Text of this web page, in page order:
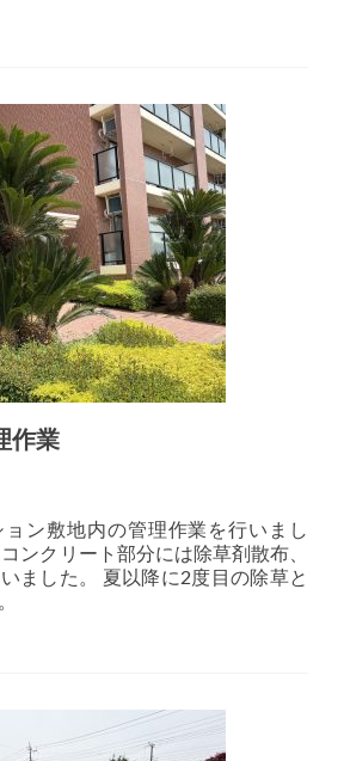
作業
ン敷地内の管理作業を行いまし
ンクリート部分には除草剤散布、
ました。 夏以降に2度目の除草と